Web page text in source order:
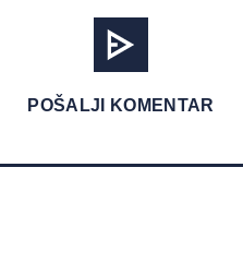
POŠALJI KOMENTAR